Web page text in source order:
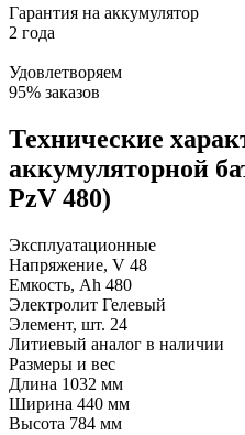
Гарантия на аккумулятор
2 года
Удовлетворяем
95% заказов
Технические
аккумуляторной
PzV 480)
Эксплуатационные
Напряжение, V 48
Емкость, Ah 480
Электролит Гелевый
Элемент, шт. 24
Литиевый аналог в наличии
Размеры и вес
Длина 1032 мм
Ширина 440 мм
Высота 784 мм